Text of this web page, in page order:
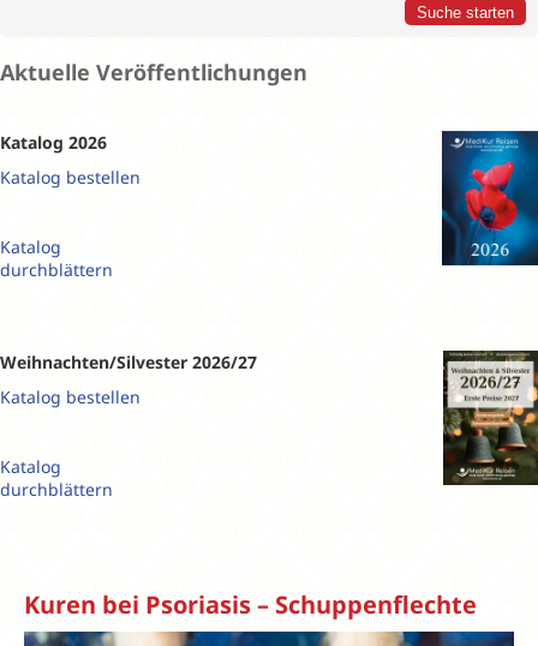
Aktuelle Veröffentlichungen
Katalog 2026
Katalog bestellen
Katalog
durchblättern
Weihnachten/Silvester 2026/27
Katalog bestellen
Katalog
durchblättern
Kuren bei Psoriasis – Schuppenflechte